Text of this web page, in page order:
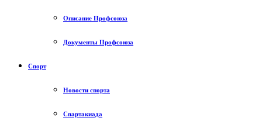
Описание Профсоюза
Документы Профсоюза
Спорт
Новости спорта
Спартакиада